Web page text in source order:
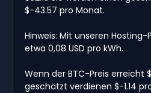
$-43.57 pro Monat.
Hinweis: Mit unseren Hosting-
etwa 0,08 USD pro kWh.
Wenn der BTC-Preis erreicht
geschätzt verdienen $-1.14